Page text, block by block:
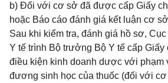
b) Đối với cơ sở đã được cấp Giấy
hoặc Báo cáo đánh giá kết luận cơ
Sau khi kiểm tra, đánh giá hồ sơ,
Y tế trình Bộ trưởng Bộ Y tế cấp Giấy
điều kiện kinh doanh dược với phạm
đương sinh học của thuốc (đối với